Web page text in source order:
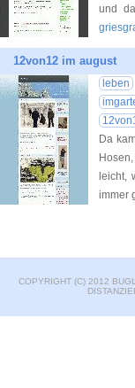
und
12von12 im august
leben
Da
leicht,
immer
COPYRIGHT (C) 2012